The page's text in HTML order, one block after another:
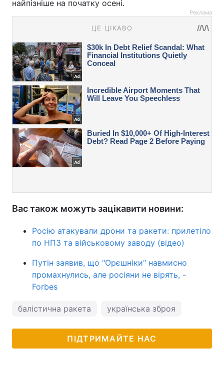
найпізніше на початку осені.
Реклама
Вас також можуть зацікавити новини:
Росію атакували дрони та ракети: прилетіло
по НПЗ та військовому заводу (відео)
Путін заявив, що "Орєшніки" навмисно
промахнулись, але росіяни не вірять, -
Forbes
балістична ракета українська зброя
ПІДТРИМАЙТЕ НАС